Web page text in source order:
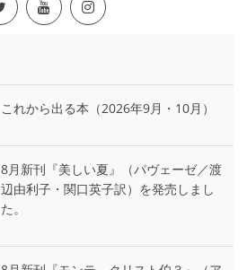
これから出る本（2026年9月・10月）
8月新刊『美しい夏』（パヴェーゼ／渡
辺由利子・関口英子訳）を発売しまし
た。